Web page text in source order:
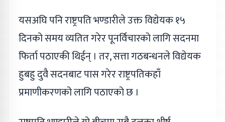
यसअघि पनि राष्ट्रपति भण्डारीले उक्त विद्येयक १५
दिनको समय व्यतित गरेर पूनर्विचारको लागि सदनमा
फिर्ता पठाएकी थिईन् । तर, सत्ता गठबन्धनले विद्येयक
हुबहु दुवै सदनबाट पास गरेर राष्ट्रपतिकहाँ
प्रमाणीकरणको लागि पठाएको छ ।